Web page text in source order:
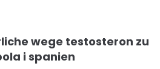
wege testosteron zu
i spanien